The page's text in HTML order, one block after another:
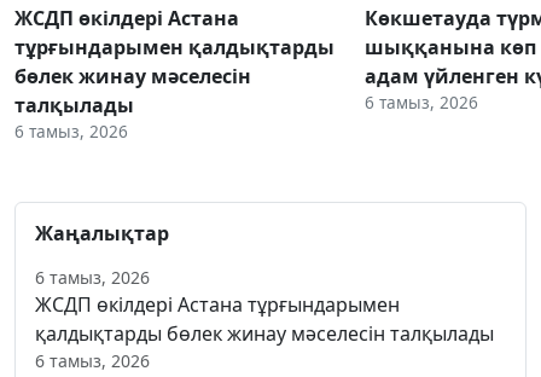
ЖСДП өкілдері Астана
тұрғындарымен қалдықтарды
бөлек жинау мәселесін
талқылады
6 тамыз, 2026
Көкшетауда
шыққанына көп
адам үйленген
6 тамыз, 2026
Жаңалықтар
6 тамыз, 2026
ЖСДП өкілдері Астана тұрғындарымен
қалдықтарды бөлек жинау мәселесін талқылады
6 тамыз, 2026